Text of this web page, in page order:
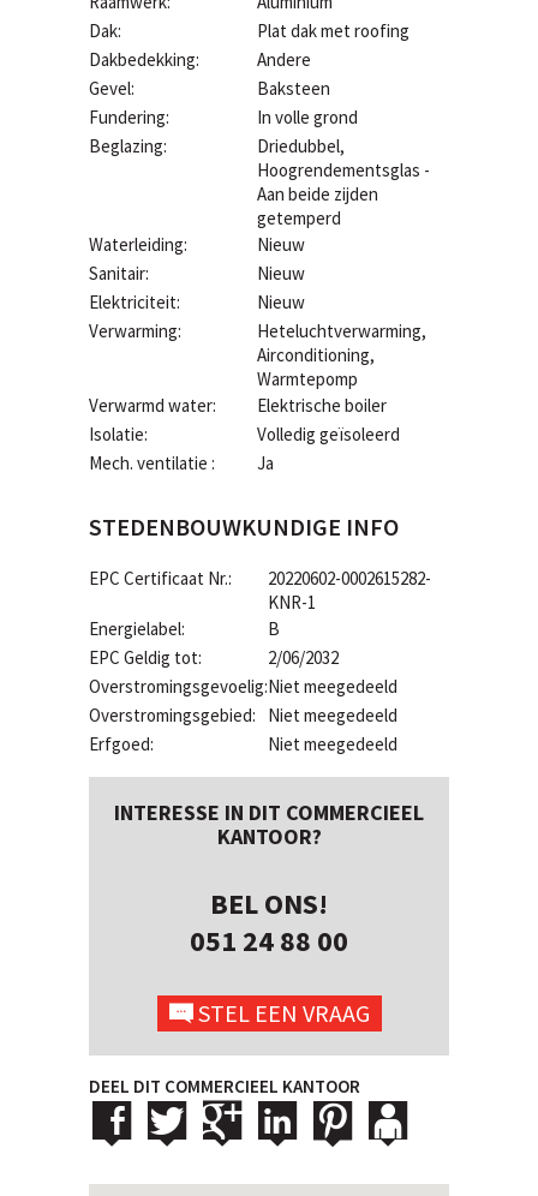
Dak:
Plat dak met roofing
Dakbedekking:
Andere
Gevel:
Baksteen
Fundering:
In volle grond
Beglazing:
Driedubbel,
Hoogrendementsglas -
Aan beide zijden
getemperd
Waterleiding:
Nieuw
Sanitair:
Nieuw
Elektriciteit:
Nieuw
Verwarming:
Heteluchtverwarming,
Airconditioning,
Warmtepomp
Verwarmd water:
Elektrische boiler
Isolatie:
Volledig geïsoleerd
Mech. ventilatie :
Ja
STEDENBOUWKUNDIGE INFO
EPC Certificaat Nr.:
20220602-0002615282-
KNR-1
Energielabel:
B
EPC Geldig tot:
2/06/2032
Overstromingsgevoelig:Niet meegedeeld
Overstromingsgebied:
Niet meegedeeld
Erfgoed:
Niet meegedeeld
INTERESSE IN DIT COMMERCIEEL
KANTOOR?
BEL ONS!
051 24 88 00
STEL EEN VRAAG
DEEL DIT COMMERCIEEL KANTOOR